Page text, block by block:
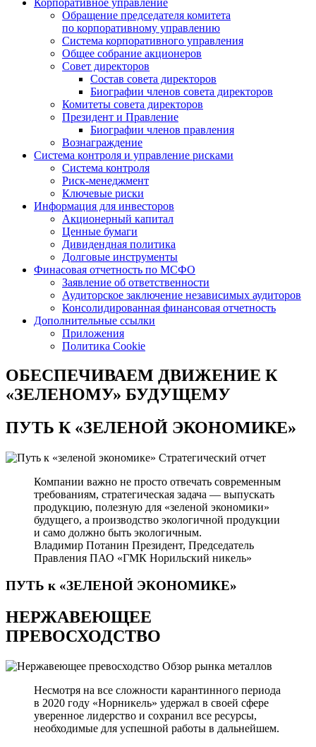
Обращение председателя комитета
по корпоративному управлению
Система корпоративного управления
Общее собрание акционеров
Совет директоров
Состав совета директоров
Биографии членов совета директоров
Комитеты совета директоров
Президент и Правление
Биографии членов правления
Вознаграждение
Система контроля и управление рисками
Система контроля
Риск-менеджмент
Ключевые риски
Информация для инвесторов
Акционерный капитал
Ценные бумаги
Дивидендная политика
Долговые инструменты
Финасовая отчетность по МСФО
Заявление об ответственности
Аудиторское заключение независимых аудиторов
Консолидированная финансовая отчетность
Дополнительные ссылки
Приложения
Политика Cookie
ОБЕСПЕЧИВАЕМ ДВИЖЕНИЕ К
«ЗЕЛЕНОМУ» БУДУЩЕМУ
ПУТЬ К«ЗЕЛЕНОЙ ЭКОНОМИКЕ»
Стратегический отчет
Компании важно не просто отвечать современным
требованиям, стратегическая задача — выпускать
продукцию, полезную для «зеленой экономики»
будущего, а производство экологичной продукции
и само должно быть экологичным.
Владимир Потанин Президент, Председатель
Правления ПАО «ГМК Норильский никель»
ПУТЬ к «ЗЕЛЕНОЙ ЭКОНОМИКЕ»
НЕРЖАВЕЮЩЕЕ
ПРЕВОСХОДСТВО
Обзор рынка металлов
Несмотря на все сложности карантинного периода
в 2020 году «Норникель» удержал в своей сфере
уверенное лидерство и сохранил все ресурсы,
необходимые для успешной работы в дальнейшем.